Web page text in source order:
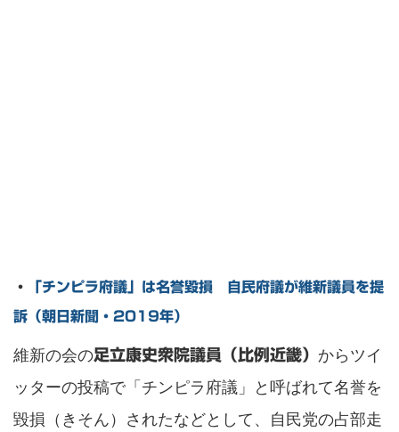
・ 「チンピラ府議」は名誉毀損 自民府議が維新議員を提
訴（朝日新聞・2019年）
維新の会の足立康史衆院議員（比例近畿） からツイ
ッターの投稿で「チンピラ府議」と呼ばれて名誉を
毀損（きそん）されたなどとして、自民党の占部走